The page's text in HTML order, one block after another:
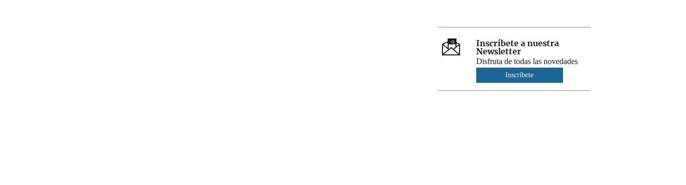
Inscríbete a nuestra
Newsletter
Disfruta de todas las novedades
Inscríbete